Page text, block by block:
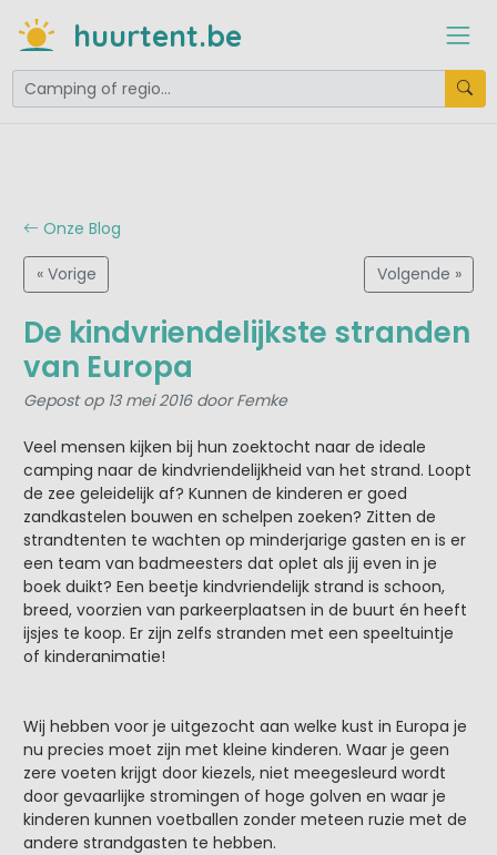
huurtent.be
Onze Blog
« Vorige Volgende »
De kindvriendelijkste stranden
van Europa
Gepost op 13 mei 2016 door Femke
Veel mensen kijken bij hun zoektocht naar de ideale
camping naar de kindvriendelijkheid van het strand. Loopt
de zee geleidelijk af? Kunnen de kinderen er goed
zandkastelen bouwen en schelpen zoeken? Zitten de
strandtenten te wachten op minderjarige gasten en is er
een team van badmeesters dat oplet als jij even in je
boek duikt? Een beetje kindvriendelijk strand is schoon,
breed, voorzien van parkeerplaatsen in de buurt én heeft
ijsjes te koop. Er zijn zelfs stranden met een speeltuintje
of kinderanimatie!
Wij hebben voor je uitgezocht aan welke kust in Europa je
nu precies moet zijn met kleine kinderen. Waar je geen
zere voeten krijgt door kiezels, niet meegesleurd wordt
door gevaarlijke stromingen of hoge golven en waar je
kinderen kunnen voetballen zonder meteen ruzie met de
andere strandgasten te hebben.